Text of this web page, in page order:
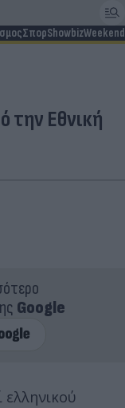
ΣπορShowbizWeekend
την Εθνική
Google